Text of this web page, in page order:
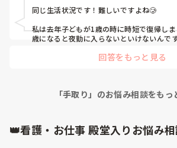
同じ生活状況です！難しいですよね🥲
私は去年子どもが1歳の時に時短で復帰し
歳になると夜勤に入らないといけないんで
園に迎えに行く人がいません。
日勤のみカレンダー通りの9:00-15:30の5時
回答をもっと見る
「手取り」のお悩み相談をもっ
👑看護・お仕事 殿堂入りお悩み